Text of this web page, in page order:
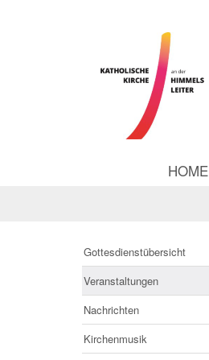
HOME
Gottesdienstübersicht
Veranstaltungen
Nachrichten
Kirchenmusik